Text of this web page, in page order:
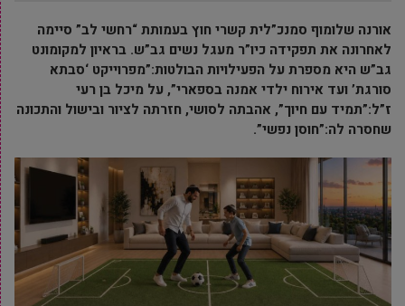
אורנה שלומוף סמנכ”לית קשרי חוץ בעמותת “רחשי לב” סיימה
לאחרונה את תפקידה כיו”ר מעגל נשים גב”ש. בראיון למקומונט
גב”ש היא מספרת על הפעילויות הבולטות:”מפרוייקט ‘סבתא
סורגת’ ועד אירוח ילדי אמנה בספארי”, על מיכל בן רעי
ז”ל:”תמיד עם חיוך”, אהבתה לסושי, חזרתה לציור ובישול והתכונה
שחסרה לה:”חוסן נפשי”.